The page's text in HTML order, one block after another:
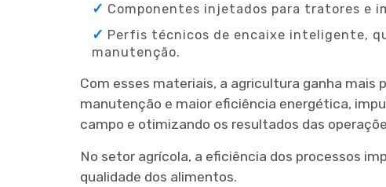
Componentes injetados para tratores e
Perfis técnicos de encaixe inteligente,
manutenção.
Com esses materiais, a agricultura ganha mais
manutenção e maior eficiência energética,
campo e otimizando os resultados das
No setor agrícola, a eficiência dos processos
qualidade dos alimentos.